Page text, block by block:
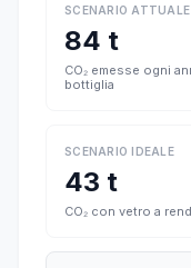
SCENARIO ATTUALE
84 t
CO₂ emesse ogni
bottiglia
SCENARIO IDEALE
43 t
CO₂ con vetro a